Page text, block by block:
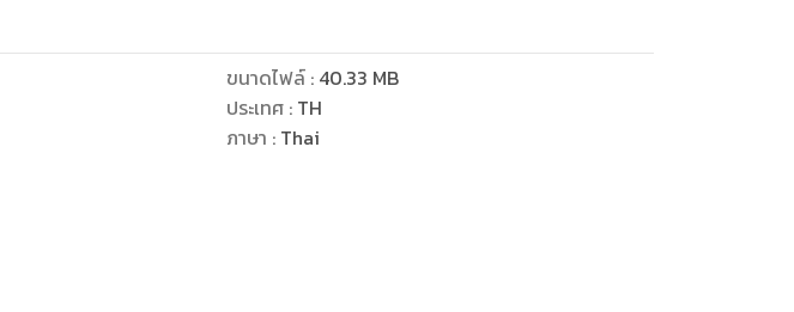
ขนาดไฟล์: 40.33 MB
ประเทศ : TH
ภาษา : Thai